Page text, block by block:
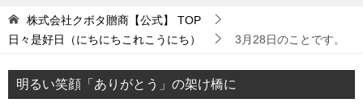
株式会社クボタ贈商【公式】
TOP
日々是好日（にちにちこれこうにち）
3月28日のことです。
明るい笑顔「ありがとう」の架け橋に